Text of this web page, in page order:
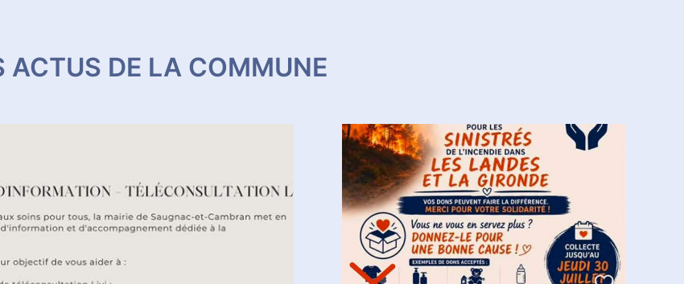
ACTUS DE LA COMMUNE